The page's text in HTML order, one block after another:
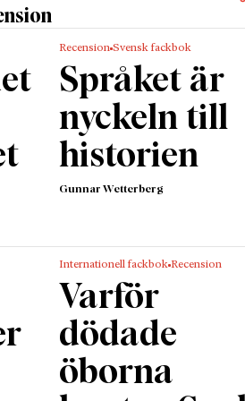
Dels vad som i så fall krävs för
Resultaten
väntar runt hörnet, i
något år bort. Tetlock och
som under fyra år
typ som såväl politiska
inför dagligen, och som
utländska marktrupper
kunde forskarna invänta facit,
Det visar sig då att en
att bedöma framtiden. Dessa
till svenska skulle kunna
rör sig inte om professionella
Recension Svensk fackbok
Språket är
nyckeln till
historien
Gunnar Wetterberg
Internationell fackbok Recension
Varför
dödade
öborna